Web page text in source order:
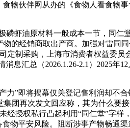
伙伴网从办的《食物人看食物事
虾油原材料一般成本一节，同仁
的经销商取出产商。加强对雷同
定制采购，上海市消费者权益委员
息汇总（2026.1.26-2.1）2025年
”即将揭幕仅关登记售利润却不合
团再次发文回应称，其为什么要接
授权私行凸起利用“同仁堂”字样
物平安风险。阻断涉事产物畅通渠